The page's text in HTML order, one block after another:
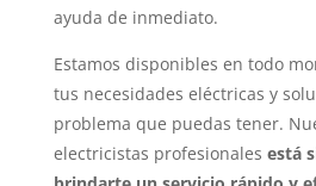
ayuda de inmediato.
Estamos disponibles en todo
tus necesidades eléctricas y
problema que puedas tener.
electricistas profesionales está